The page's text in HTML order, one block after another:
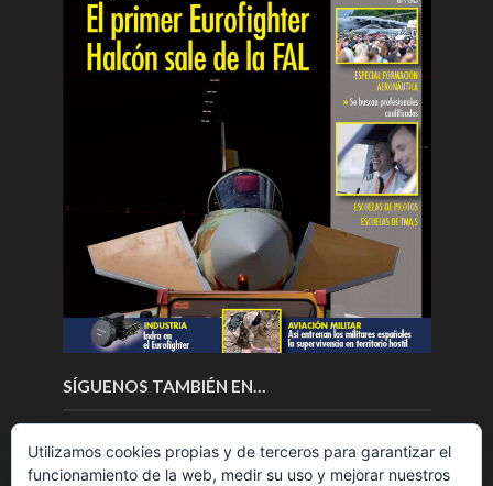
SÍGUENOS TAMBIÉN EN…
Utilizamos cookies propias y de terceros para garantizar el
funcionamiento de la web, medir su uso y mejorar nuestros